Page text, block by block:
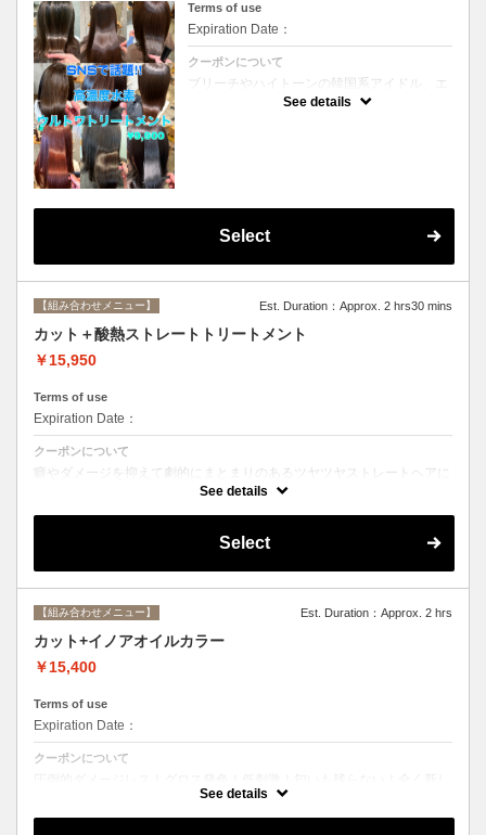
Terms of use
Expiration Date：
クーポンについて
ブリーチやハイトーンの韓国系アイドル、エ
イジング毛にお悩みの美魔女も夢中！全ての
See details
Select
【組み合わせメニュー】 Est. Duration：Approx. 2 hrs30 mins
カット＋酸熱ストレートトリートメント
￥15,950
Terms of use
Expiration Date：
クーポンについて
癖やダメージを抑えて劇的にまとまりのあるツヤツヤストレートヘアに
☆ストレートで痛んだ髪のメンテナンスにも最適。シャンプー、ブロー
See details
Select
【組み合わせメニュー】 Est. Duration：Approx. 2 hrs
カット+イノアオイルカラー
￥15,400
Terms of use
Expiration Date：
クーポンについて
い処方のイノアオイルカラーのセットメニュー☆
See details